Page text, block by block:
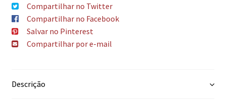
Compartilhar no Twitter
Compartilhar no Facebook
Salvar no Pinterest
Compartilhar por e-mail
Descrição